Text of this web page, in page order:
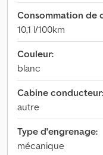
Consommation de
10,1 l/100km
Couleur:
blanc
Cabine conducteur:
autre
Type d'engrenage:
mécanique